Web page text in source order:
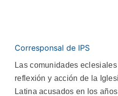
Corresponsal de IPS
Las comunidades
reflexión y acción de la
Latina acusados en los